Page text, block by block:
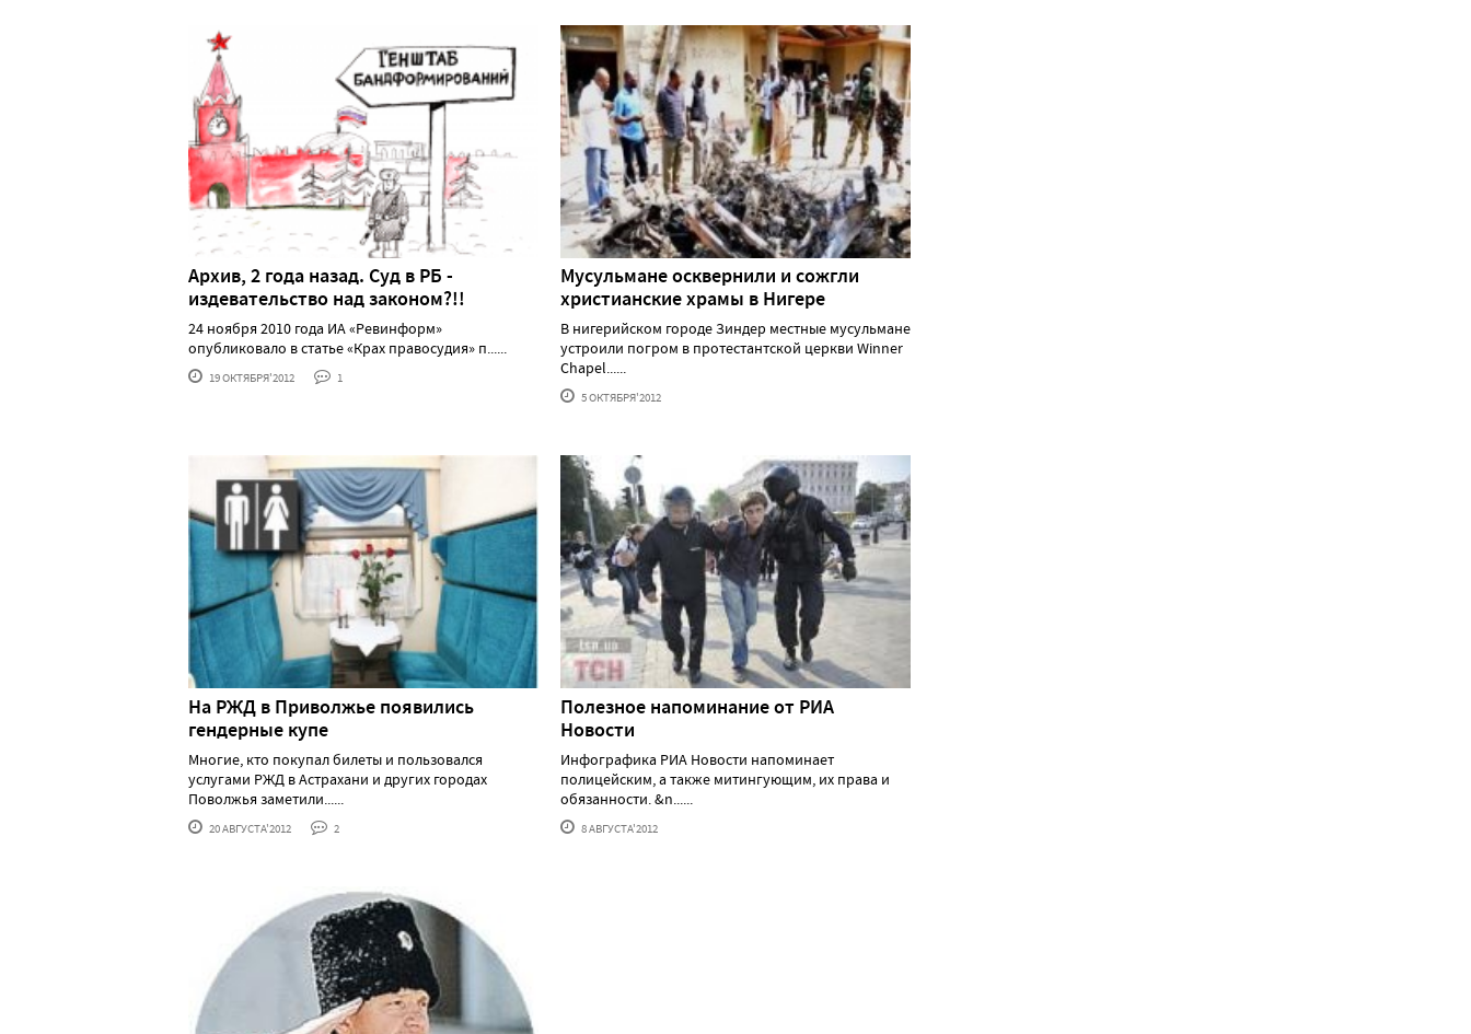
Архив, 2 года назад. Суд в РБ -
издевательство над законом?!!
24 ноября 2010 года ИА «Ревинформ»
опубликовало в статье «Крах правосудия» п......
19 ОКТЯБРЯ'2012 1
Мусульмане осквернили и сожгли
христианские храмы в Нигере
В нигерийском городе Зиндер местные мусульмане
устроили погром в протестантской церкви Winner
Chapel......
5 ОКТЯБРЯ'2012
На РЖД в Приволжье появились
гендерные купе
Многие, кто покупал билеты и пользовался
услугами РЖД в Астрахани и других городах
Поволжья заметили......
20 АВГУСТА'2012 2
Полезное напоминание от РИА
Новости
Инфографика РИА Новости напоминает
полицейским, а также митингующим, их права и
обязанности. &n......
8 АВГУСТА'2012